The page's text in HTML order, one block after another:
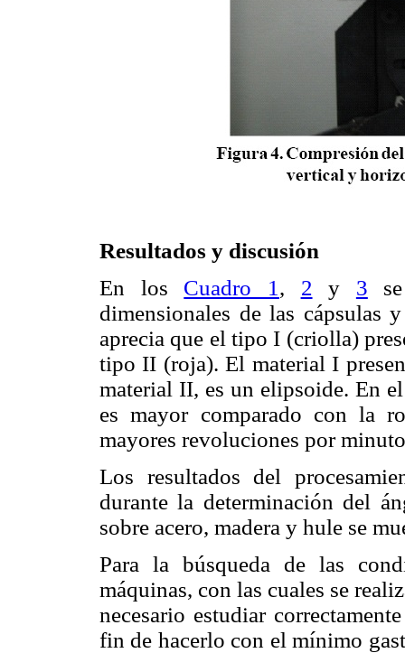
Resultados y discusión
En los Cuadro 1 , 2 y 3
dimensionales de las cápsulas
aprecia que el tipo I (criolla)
tipo II (roja). El material I
material II, es un elipsoide. En
es mayor comparado con la
mayores revoluciones por
Los resultados del
durante la determinación del
sobre acero, madera y hule se
Para la búsqueda de las
máquinas, con las cuales se
necesario estudiar
fin de hacerlo con el mínimo